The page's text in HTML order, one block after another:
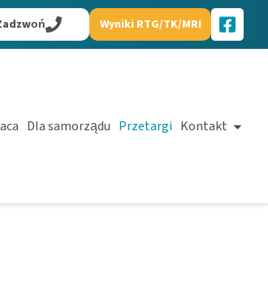
Wyniki RTG/TK/MRI
Dla samorządu Przetargi Kontakt